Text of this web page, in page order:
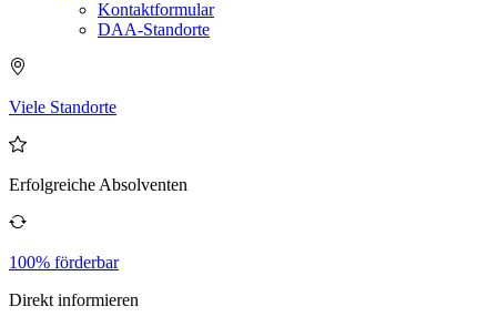
Kontaktformular
DAA-Standorte
Viele Standorte
Erfolgreiche Absolventen
100% förderbar
Direkt informieren